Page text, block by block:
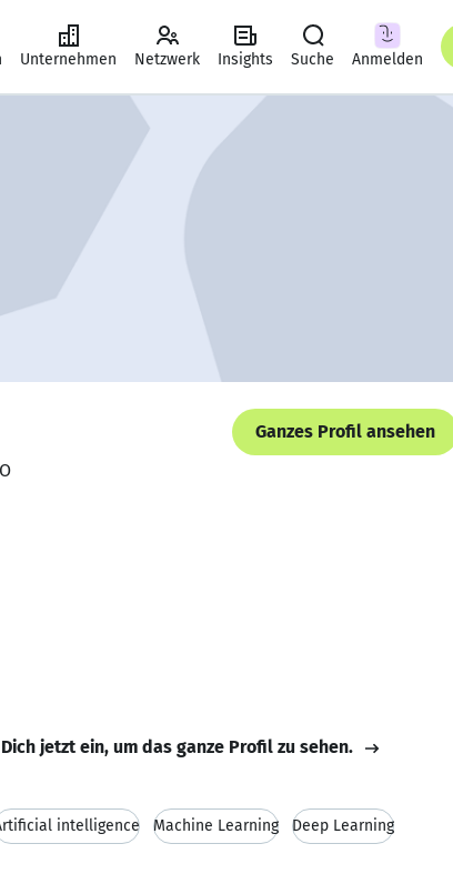
Unternehmen Netzwerk Insights Suche Anmelden
Ganzes Profil ansehen
jetzt ein, um das ganze Profil zu sehen.
intelligence Machine Learning Deep Learning